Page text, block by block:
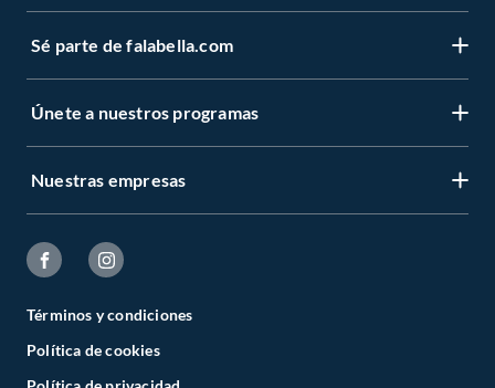
Sé parte de falabella.com
Únete a nuestros programas
Nuestras empresas
Términos y condiciones
Política de cookies